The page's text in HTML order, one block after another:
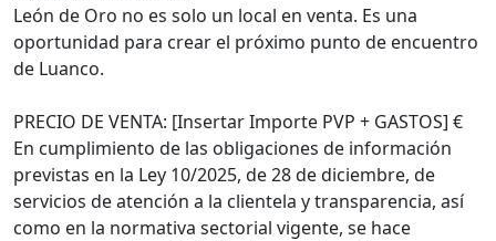
León de Oro no es solo un local en venta. Es una
oportunidad para crear el próximo punto de encuentro
de Luanco.
PRECIO DE VENTA: [Insertar Importe PVP + GASTOS] €
En cumplimiento de las obligaciones de información
previstas en la Ley 10/2025, de 28 de diciembre, de
servicios de atención a la clientela y transparencia, así
como en la normativa sectorial vigente, se hace